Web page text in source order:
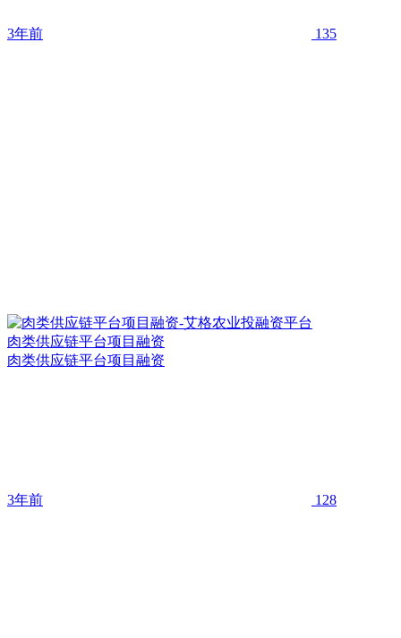
3年前 135
肉类供应链平台项目融资
肉类供应链平台项目融资
3年前 128